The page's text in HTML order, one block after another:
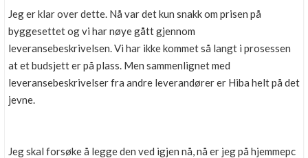
Jeg er klar over dette. Nå var det kun snakk om prisen på
byggesettet og vi har nøye gått gjennom
leveransebeskrivelsen. Vi har ikke kommet så langt i prosessen
at et budsjett er på plass. Men sammenlignet med
leveransebeskrivelser fra andre leverandører er Hiba helt på det
jevne.
Jeg skal forsøke å legge den ved igjen nå, nå er jeg på hjemmepc